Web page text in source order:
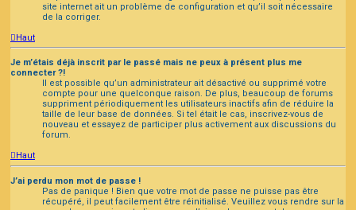
site internet ait un problème de configuration et qu’il soit nécessaire
de la corriger.
Haut
Je m’étais déjà inscrit par le passé mais ne peux à présent plus me
connecter ?!
Il est possible qu’un administrateur ait désactivé ou supprimé votre
compte pour une quelconque raison. De plus, beaucoup de forums
suppriment périodiquement les utilisateurs inactifs afin de réduire la
taille de leur base de données. Si tel était le cas, inscrivez-vous de
nouveau et essayez de participer plus activement aux discussions du
forum.
Haut
J’ai perdu mon mot de passe !
Pas de panique ! Bien que votre mot de passe ne puisse pas être
récupéré, il peut facilement être réinitialisé. Veuillez vous rendre sur la